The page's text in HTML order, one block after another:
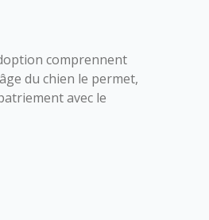
comprennent
du chien le permet,
avec le